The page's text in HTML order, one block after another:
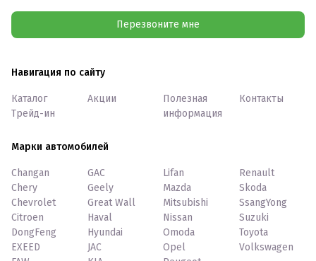
Перезвоните мне
Навигация по сайту
Каталог
Трейд-ин
Акции
Полезная
информация
Контакты
Марки автомобилей
Changan
Chery
Chevrolet
Citroen
DongFeng
EXEED
GAC
Geely
Great Wall
Haval
Hyundai
JAC
Lifan
Mazda
Mitsubishi
Nissan
Omoda
Opel
Renault
Skoda
SsangYong
Suzuki
Toyota
Volkswagen